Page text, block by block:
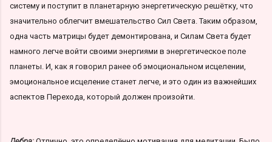
систему и поступит в планетарную энергетическую решётку, что
значительно облегчит вмешательство Сил Света. Таким образом,
одна часть матрицы будет демонтирована, и Силам Света будет
намного легче войти своими энергиями в энергетическое поле
планеты. И, как я говорил ранее об эмоциональном исцелении,
эмоциональное исцеление станет легче, и это один из важнейших
аспектов Перехода, который должен произойти.